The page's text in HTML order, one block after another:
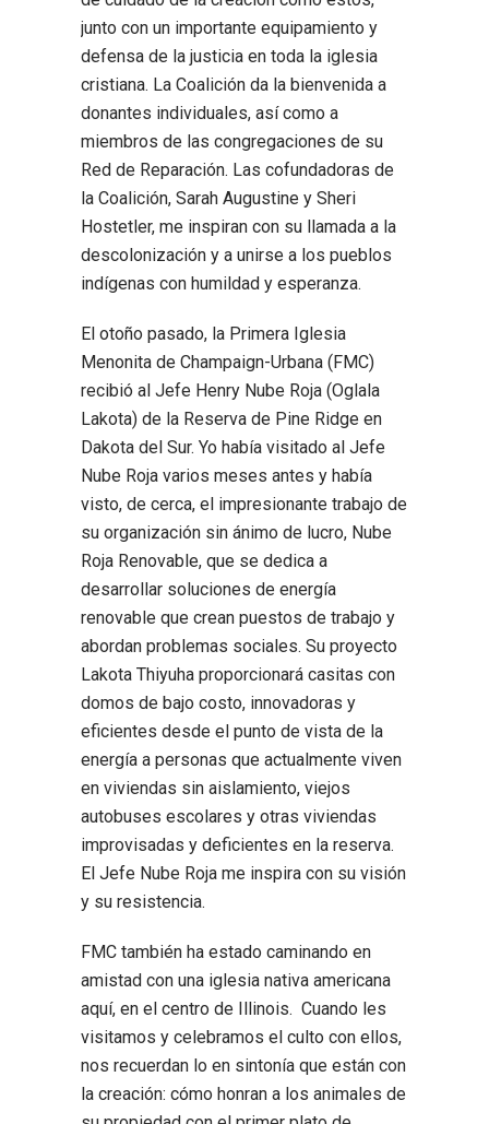
junto con un importante equipamiento y
defensa de la justicia en toda la iglesia
cristiana. La Coalición da la bienvenida a
donantes individuales, así como a
miembros de las congregaciones de su
Red de Reparación. Las cofundadoras de
la Coalición, Sarah Augustine y Sheri
Hostetler, me inspiran con su llamada a la
descolonización y a unirse a los pueblos
indígenas con humildad y esperanza.
El otoño pasado, la Primera Iglesia
Menonita de Champaign-Urbana (FMC)
recibió al Jefe Henry Nube Roja (Oglala
Lakota) de la Reserva de Pine Ridge en
Dakota del Sur. Yo había visitado al Jefe
Nube Roja varios meses antes y había
visto, de cerca, el impresionante trabajo de
su organización sin ánimo de lucro, Nube
Roja Renovable, que se dedica a
desarrollar soluciones de energía
renovable que crean puestos de trabajo y
abordan problemas sociales. Su proyecto
Lakota Thiyuha proporcionará casitas con
domos de bajo costo, innovadoras y
eficientes desde el punto de vista de la
energía a personas que actualmente viven
en viviendas sin aislamiento, viejos
autobuses escolares y otras viviendas
improvisadas y deficientes en la reserva.
El Jefe Nube Roja me inspira con su visión
y su resistencia.
FMC también ha estado caminando en
amistad con una iglesia nativa americana
aquí, en el centro de Illinois. Cuando les
visitamos y celebramos el culto con ellos,
nos recuerdan lo en sintonía que están con
la creación: cómo honran a los animales de